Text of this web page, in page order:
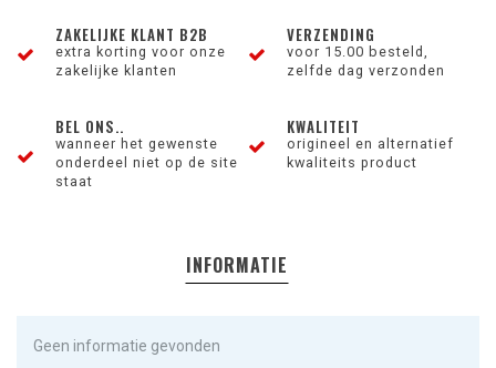
ZAKELIJKE KLANT B2B
extra korting voor onze
zakelijke klanten
VERZENDING
voor 15.00 besteld,
zelfde dag verzonden
BEL ONS..
wanneer het gewenste
onderdeel niet op de site
staat
KWALITEIT
origineel en alternatief
kwaliteits product
INFORMATIE
Geen informatie gevonden